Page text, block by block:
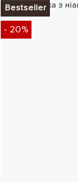
- 20%
Bestseller